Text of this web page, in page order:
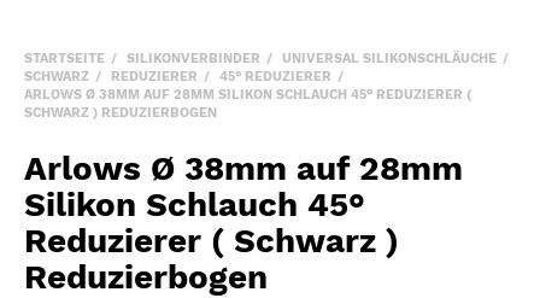
STARTSEITE SILIKONVERBINDER
UNIVERSAL SILIKONSCHLÄUCHE
SCHWARZ
REDUZIERER
45° REDUZIERER
ARLOWS Ø 38MM AUF 28MM SILIKON SCHLAUCH 45° REDUZIERER (
SCHWARZ ) REDUZIERBOGEN
Arlows Ø 38mm auf 28mm
Silikon Schlauch 45°
Reduzierer ( Schwarz )
Reduzierbogen